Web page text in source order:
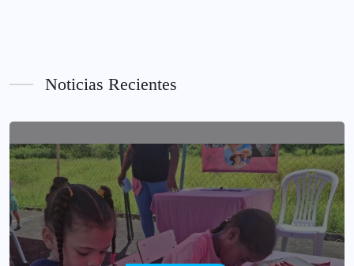
Noticias Recientes